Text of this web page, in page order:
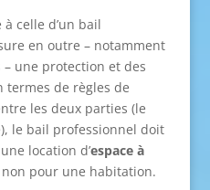
celle d’un bail
en outre – notamment
une protection et des
termes de règles de
les deux parties (le
le bail professionnel doit
location d’espace à
pour une habitation.